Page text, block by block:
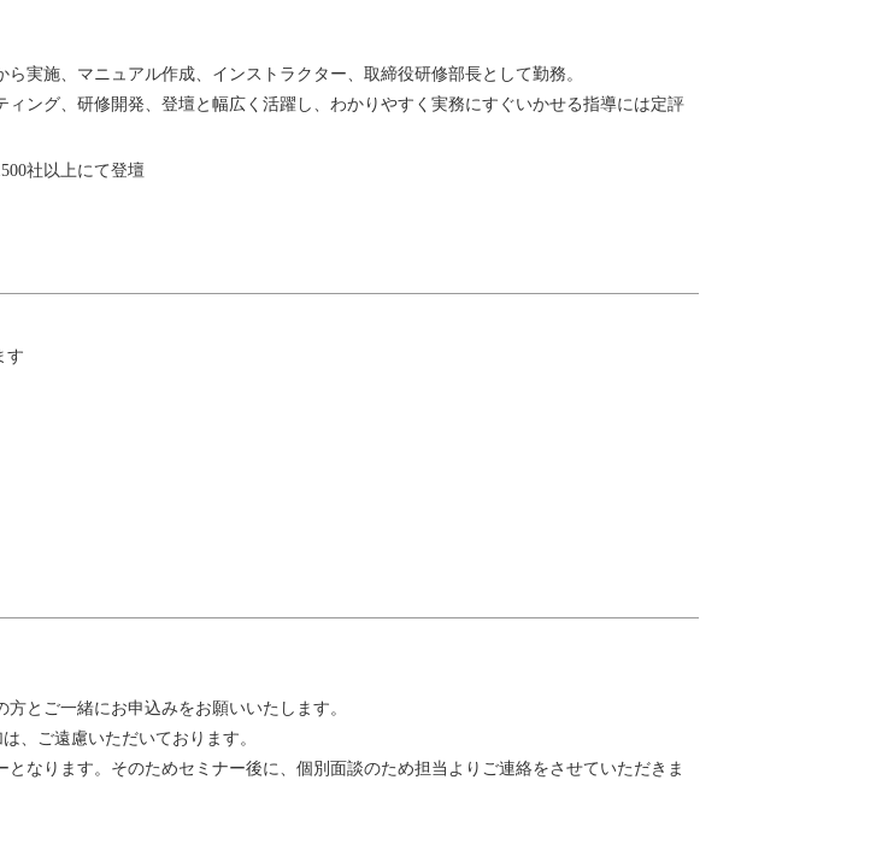
実施、マニュアル作成、インストラクター、取締役研修部長として勤務。
ング、研修開発、登壇と幅広く活躍し、わかりやすく実務にすぐいかせる指導には定評
社以上にて登壇
す
とご一緒にお申込みをお願いいたします。
、ご遠慮いただいております。
なります。そのためセミナー後に、個別面談のため担当よりご連絡をさせていただきま